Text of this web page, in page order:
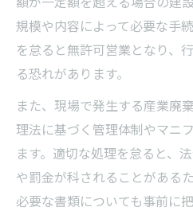
規模や内容によって必要な手
を怠ると無許可営業となり、
る恐れがあります。
また、現場で発生する産業廃
理法に基づく管理体制やマニ
ます。適切な処理を怠ると、
や罰金が科されることがある
必要な書類についても事前に